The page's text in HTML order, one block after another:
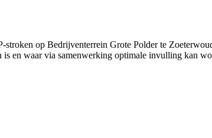
op Bedrijventerrein Grote Polder te
en waar via samenwerking optimale invulling kan